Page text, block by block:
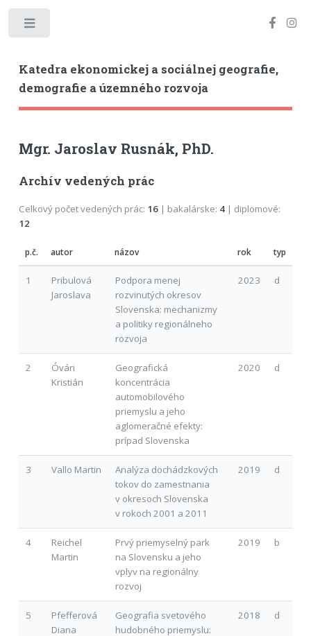
Katedra ekonomickej a sociálnej geografie,
demografie a územného rozvoja
Mgr. Jaroslav Rusnák, PhD.
Archív vedených prác
Celkový počet vedených prác: 16| bakalárske: 4| diplomové:
12
p.č. autor názov rok typ
1
Pribulová
Jaroslava
Podpora menej
rozvinutých okresov
Slovenska: mechanizmy
a politiky regionálneho
rozvoja
2023 d
2
Óvári
Kristián
Geografická
koncentrácia
automobilového
priemyslu a jeho
aglomeračné efekty:
prípad Slovenska
2020 d
3 Vallo Martin
Analýza dochádzkových
tokov do zamestnania
v okresoch Slovenska
v rokoch 2001 a 2011
2019 d
4
Reichel
Martin
Prvý priemyselný park
na Slovensku a jeho
vplyv na regionálny
rozvoj
2019 b
5
Pfefferová
Diana
Geografia svetového
hudobného priemyslu:
2018 d